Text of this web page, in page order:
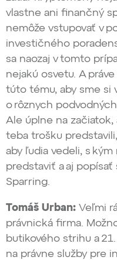
vlastne ani finančný
nemôže vstupovať v
investičného
sa naozaj v tomto
nejakú osvetu. A
túto tému, aby sme si
o rôznych
Ale úplne na začiatok,
teba trošku
aby ľudia vedeli, s
predstaviť a aj
Sparring.
Tomáš Urban: Veľmi
právnická firma.
butikového strihu a
na právne služby pre